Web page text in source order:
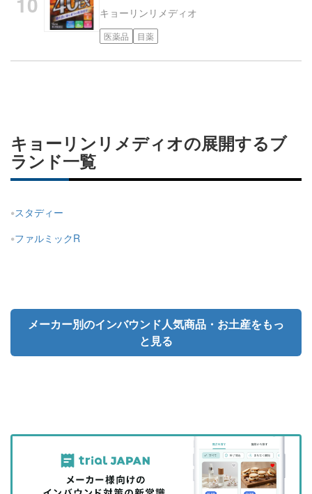
キョーリンリメディオ
医薬品 目薬
キョーリンリメディオの展開するブ
ランド一覧
スタディー
ファルミックR
メーカー別のインバウンド人気商品・お土産をもっ
と見る